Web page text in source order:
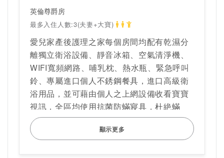
Smart TV可供上網、觀看戲劇、親子節目、
電影及收看寶寶視訊，並可接上USB觀看影
純棉特製專屬LOGO哺乳衣及寶寶衣物
電動擠乳器
奶瓶消毒鍋
網路公開資料來源：愛兒家產後護理之家
英倫尊爵房
最多入住人數:3(夫妻+大寶)
愛兒家產後護理之家每個房間均配有乾濕分
離獨立衛浴設備、靜音冰箱、空氣清淨機、
WIFI寬頻網路、哺乳枕、熱水瓶、緊急呼叫
鈴、專屬進口個人不銹鋼餐具，進口高級衛
浴用品，並可藉由個人之上網設備收看寶寶
視訊，全區均使用抗菌防蟎寢具，杜絶蟎
害，全區24小時採用大金換氣系統及PM2.5
過濾箱進行換氣，帶走髒空氣，時時給您最
顯示更多